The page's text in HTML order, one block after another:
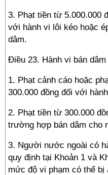
3. Phạt tiền từ 5.000.000
với hành vi lôi kéo hoặc
dâm.
Điều 23. Hành vi bán dâm
1. Phạt cảnh cáo hoặc
300.000 đồng đối với
2. Phạt tiền từ 300.000
trường hợp bán dâm cho
3. Người nước ngoài có
quy định tại Khoản 1 và
mức độ vi phạm có thể